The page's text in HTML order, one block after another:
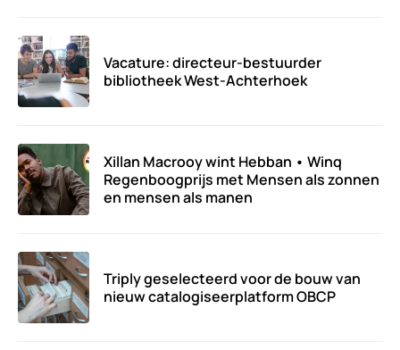
Vacature: directeur-bestuurder
bibliotheek West-Achterhoek
Xillan Macrooy wint Hebban • Winq
Regenboogprijs met Mensen als zonnen
en mensen als manen
Triply geselecteerd voor de bouw van
nieuw catalogiseerplatform OBCP